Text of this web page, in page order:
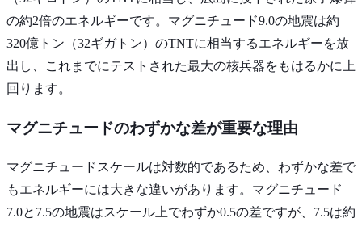
の約2倍のエネルギーです。マグニチュード9.0の地震は約
320億トン（32ギガトン）のTNTに相当するエネルギーを放
出し、これまでにテストされた最大の核兵器をもはるかに上
回ります。
マグニチュードのわずかな差が重要な理由
マグニチュードスケールは対数的であるため、わずかな差で
もエネルギーには大きな違いがあります。マグニチュード
7.0と7.5の地震はスケール上でわずか0.5の差ですが、7.5は約